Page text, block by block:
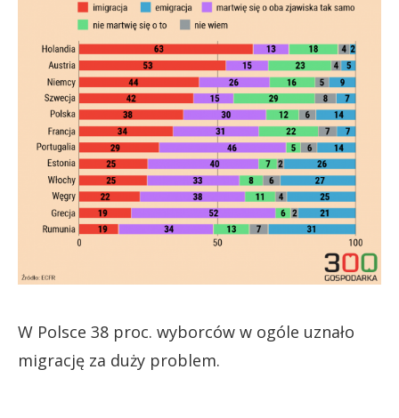
W Polsce 38 proc. wyborców w ogóle uznało
migrację za duży problem.